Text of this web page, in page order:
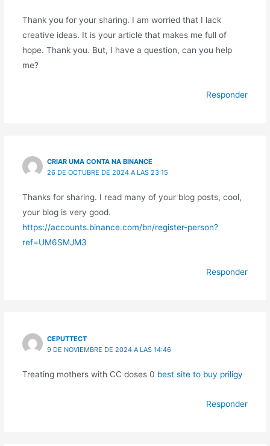
Thank you for your sharing. I am worried that I lack
creative ideas. It is your article that makes me full of
hope. Thank you. But, I have a question, can you help
me?
Responder
CRIAR UMA CONTA NA BINANCE
26 DE OCTUBRE DE 2024 A LAS 23:15
Thanks for sharing. I read many of your blog posts, cool,
your blog is very good.
https://accounts.binance.com/bn/register-person?
ref=UM6SMJM3
Responder
CEPUTTECT
9 DE NOVIEMBRE DE 2024 A LAS 14:46
Treating mothers with CC doses 0 best site to buy priligy
Responder